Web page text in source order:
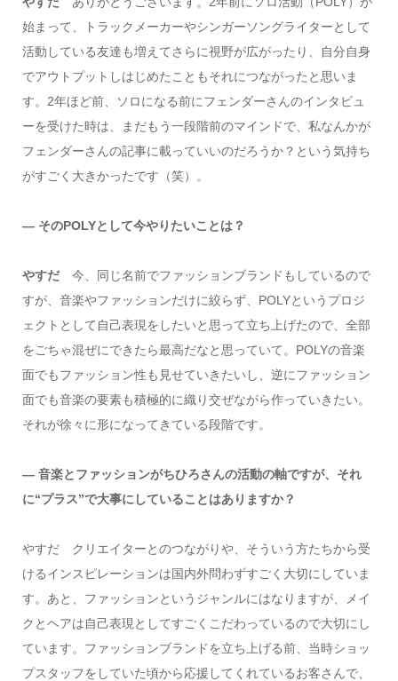
始まって、トラックメーカーやシンガーソングライターとして
活動している友達も増えてさらに視野が広がったり、自分自身
でアウトプットしはじめたこともそれにつながったと思いま
す。2年ほど前、ソロになる前にフェンダーさんのインタビュ
ーを受けた時は、まだもう一段階前のマインドで、私なんかが
フェンダーさんの記事に載っていいのだろうか？という気持ち
がすごく大きかったです（笑）。
― そのPOLYとして今やりたいことは？
やすだ 今、同じ名前でファッションブランドもしているので
すが、音楽やファッションだけに絞らず、POLYというプロジ
ェクトとして自己表現をしたいと思って立ち上げたので、全部
をごちゃ混ぜにできたら最高だなと思っていて。POLYの音楽
面でもファッション性も見せていきたいし、逆にファッション
面でも音楽の要素も積極的に織り交ぜながら作っていきたい。
それが徐々に形になってきている段階です。
― 音楽とファッションがちひろさんの活動の軸ですが、それ
に“プラス”で大事にしていることはありますか？
やすだ クリエイターとのつながりや、そういう方たちから受
けるインスピレーションは国内外問わずすごく大切にしていま
す。あと、ファッションというジャンルにはなりますが、メイ
クとヘアは自己表現としてすごくこだわっているので大切にし
ています。ファッションブランドを立ち上げる前、当時ショッ
プスタッフをしていた頃から応援してくれているお客さんで、